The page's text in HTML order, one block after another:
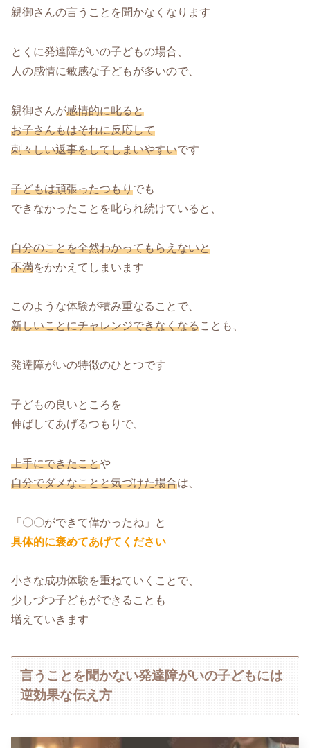
親御さんの言うことを聞かなくなります
とくに発達障がいの子どもの場合、
人の感情に敏感な子どもが多いので、
親御さんが感情的に叱ると
お子さんもはそれに反応して
刺々しい返事をしてしまいやすいです
子どもは頑張ったつもりでも
できなかったことを叱られ続けていると、
自分のことを全然わかってもらえないと
不満をかかえてしまいます
このような体験が積み重なることで、
新しいことにチャレンジできなくなることも、
発達障がいの特徴のひとつです
子どもの良いところを
伸ばしてあげるつもりで、
上手にできたことや
自分でダメなことと気づけた場合は、
「〇〇ができて偉かったね」と
具体的に褒めてあげてください
小さな成功体験を重ねていくことで、
少しづつ子どもができることも
増えていきます
言うことを聞かない発達障がいの子どもには
逆効果な伝え方